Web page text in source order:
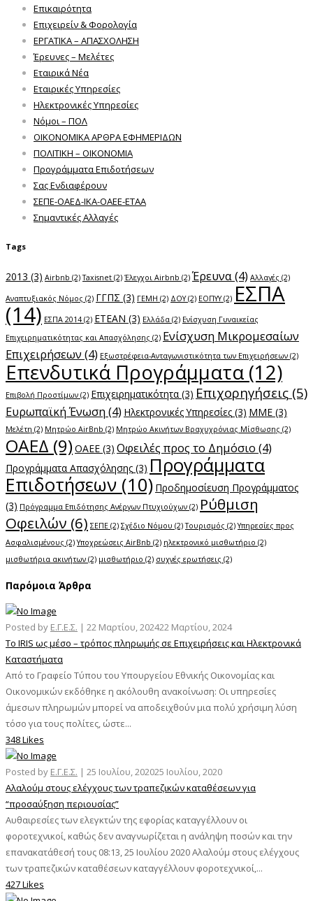
Επικαιρότητα
Επιχειρείν & Φορολογία
ΕΡΓΑΤΙΚΑ – ΑΠΑΣΧΟΛΗΣΗ
Έρευνες – Μελέτες
Εταιρικά Νέα
Εταιρικές Υπηρεσίες
Ηλεκτρονικές Υπηρεσίες
Νόμοι – ΠΟΛ
ΟΙΚΟΝΟΜΙΚΑ ΑΡΘΡΑ ΕΦΗΜΕΡΙΔΩΝ
ΠΟΛΙΤΙΚΗ – ΟΙΚΟΝΟΜΙΑ
Προγράμματα Επιδοτήσεων
Σας Ενδιαφέρουν
ΣΕΠΕ-ΟΑΕΔ-ΙΚΑ-ΟΑΕΕ-ΕΤΑΑ
Σημαντικές Αλλαγές
Tags
2013 (3) Airbnb (2) Taxisnet (2) Έλεγχοι Airbnb (2) Έρευνα(4) Αλλαγές (2)
Αναπτυξιακός Νόμος (2) ΓΓΠΣ (3) ΓΕΜΗ (2) ΔΟΥ(2) ΕΟΠΥΥ(2) ΕΣΠΑ
(14) ΕΣΠΑ 2014 (2) ΕΤΕΑΝ (3) Ελλάδα (2) Ενίσχυση Γυναικείας
Επιχειρηματικότητας και Απασχόλησης (2) Ενίσχυση Μικρομεσαίων
Επιχειρήσεων (4) Εξωστρέφεια-Ανταγωνιστικότητα των Επιχειρήσεων (2)
Επενδυτικά Προγράμματα (12)
Επιβολή Προστίμων (2) Επιχειρηματικότητα (3) Επιχορηγήσεις (5)
Ευρωπαϊκή Ένωση(4) Ηλεκτρονικές Υπηρεσίες (3) ΜΜΕ (3)
Μελέτη (2) Μητρώο AirBnb (2) Μητρώο Ακινήτων Βραχυχρόνιας Μίσθωσης (2)
ΟΑΕΔ (9) ΟΑΕΕ (3) Οφειλές προς το Δημόσιο (4)
Προγράμματα Απασχόλησης (3) Προγράμματα
Επιδοτήσεων (10) Προδημοσίευση Προγράμματος
(3) Πρόγραμμα Επιδότησης Ανέργων Πτυχιούχων (2) Ρύθμιση
Οφειλών (6) ΣΕΠΕ (2) Σχέδιο Νόμου (2) Τουρισμός (2) Υπηρεσίες προς
Ασφαλισμένους (2) Υποχρεώσεις AirBnb (2) ηλεκτρονικό μισθωτήριο (2)
μισθωτήρια ακινήτων (2) μισθωτήριο (2) συχνές ερωτήσεις (2)
Παρόμοια Άρθρα
Posted by Ε.Γ.Ε.Σ. | 22 Μαρτίου, 202422 Μαρτίου, 2024
Το IRIS ως μέσο – τρόπος πληρωμής σε Επιχειρήσεις και Ηλεκτρονικά
Καταστήματα
Από το Γραφείο Τύπου του Υπουργείου Εθνικής Οικονομίας και
Οικονομικών εκδόθηκε η ακόλουθη ανακοίνωση: Οι υπηρεσίες
άμεσων πληρωμών μπορεί να αποδειχθούν μια πολύ χρήσιμη λύση
τόσο για τους πολίτες, ώστε...
348 Likes
Posted by Ε.Γ.Ε.Σ. | 25 Ιουλίου, 202025 Ιουλίου, 2020
Αλαλούμ στους ελέγχους των τραπεζικών καταθέσεων για
“προσαύξηση περιουσίας”
Αυθαιρεσίες των ελεγκτών της εφορίας καταγγέλλουν οι
φοροτεχνικοί, καθώς δεν αναγνωρίζεται η ανάληψη ποσών και την
επανακατάθεσή τους 08:13, 25 Ιουλίου 2020 Αλαλούμ στους ελέγχους
των τραπεζικών καταθέσεων καταγγέλλουν φοροτεχνικοί,...
427 Likes